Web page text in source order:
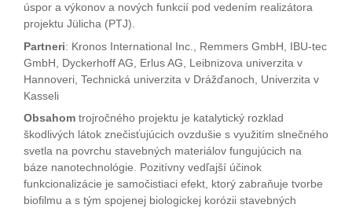
úspor a výkonov a nových funkcií pod vedením realizátora
projektu Jülicha (PTJ).
Partneri: Kronos International Inc., Remmers GmbH, IBU-tec
GmbH, Dyckerhoff AG, Erlus AG, Leibnizova univerzita v
Hannoveri, Technická univerzita v Drážďanoch, Univerzita v
Kasseli
Obsahom trojročného projektu je katalytický rozklad
škodlivých látok znečisťujúcich ovzdušie s využitím slnečného
svetla na povrchu stavebných materiálov fungujúcich na
báze nanotechnológie. Pozitívny vedľajší účinok
funkcionalizácie je samočistiaci efekt, ktorý zabraňuje tvorbe
biofilmu a s tým spojenej biologickej korózii stavebných